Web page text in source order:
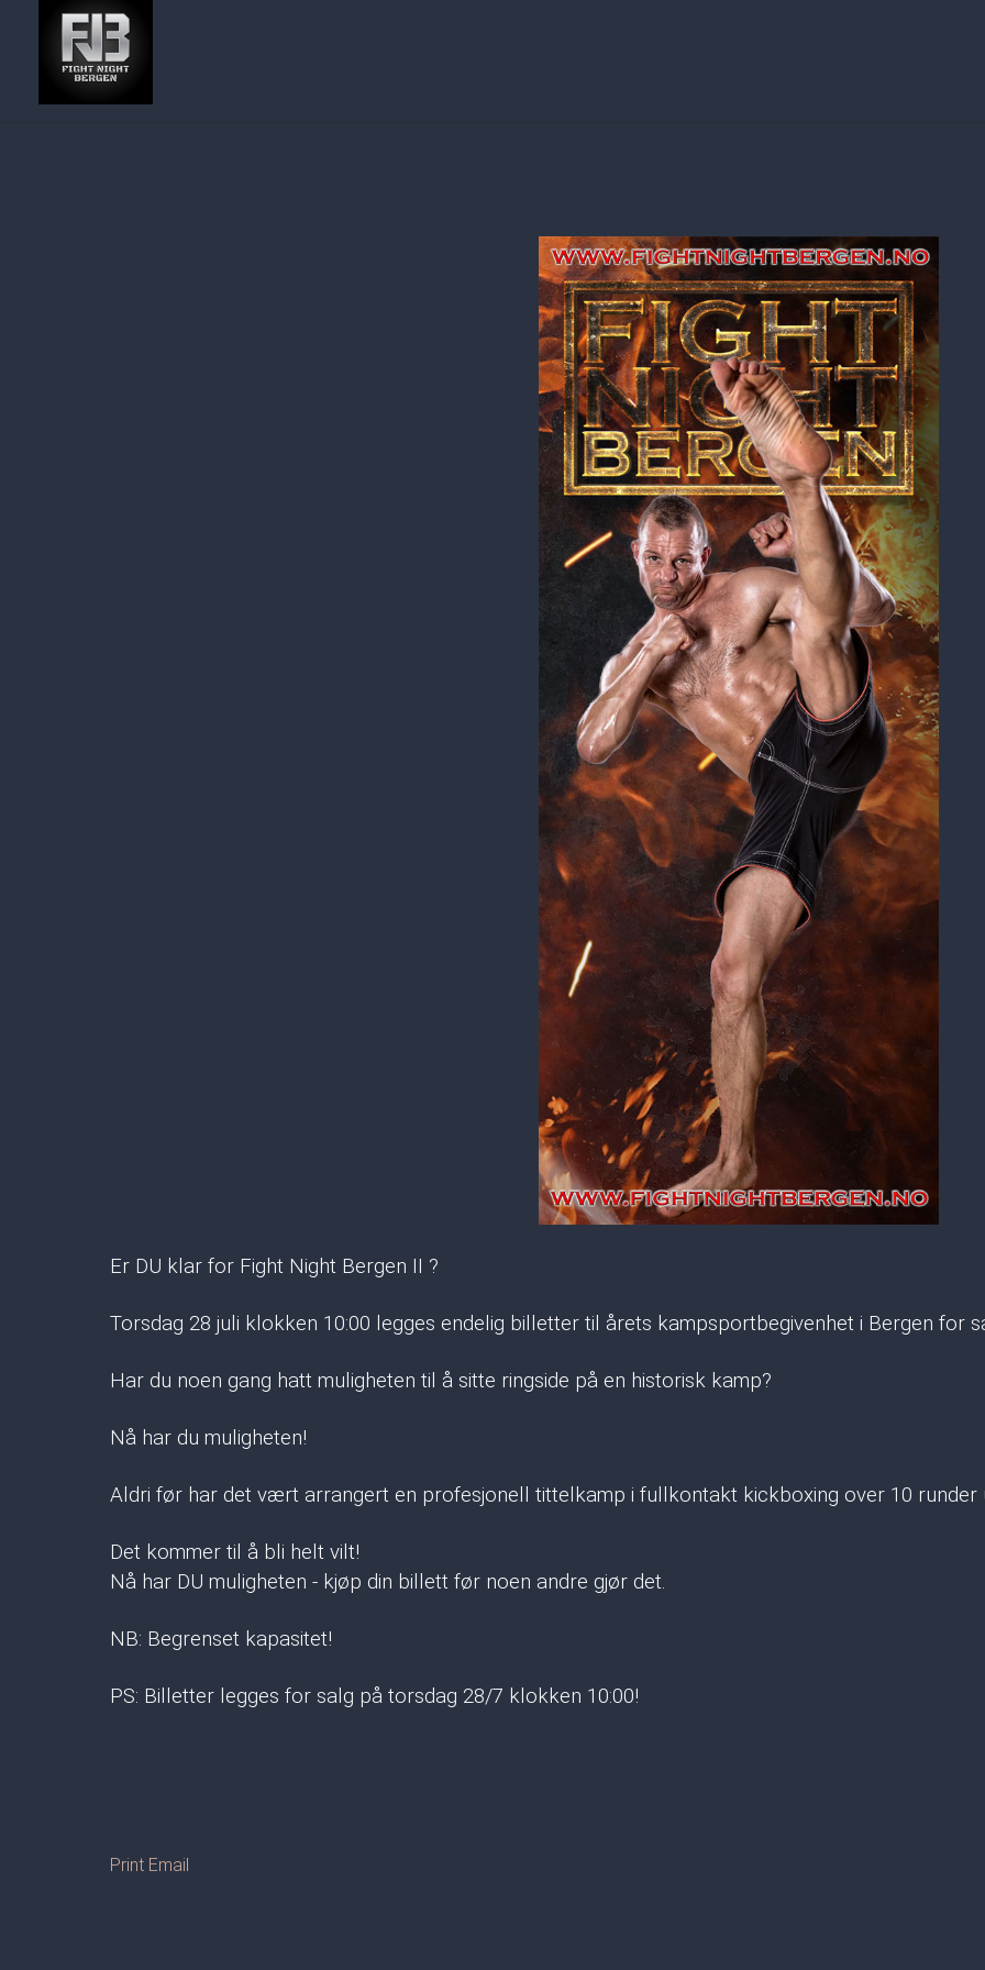
Er DU klar for Fight Night Bergen II ?
Torsdag 28 juli klokken 10:00 legges endelig billetter til årets kampsportbegivenhet i Bergen for
Har du noen gang hatt muligheten til å sitte ringside på en historisk kamp?
Nå har du muligheten!
Aldri før har det vært arrangert en profesjonell tittelkamp i fullkontakt kickboxing over 10 runder
Det kommer til å bli helt vilt!
Nå har DU muligheten - kjøp din billett før noen andre gjør det.
NB: Begrenset kapasitet!
PS: Billetter legges for salg på torsdag 28/7 klokken 10:00!
Print Email